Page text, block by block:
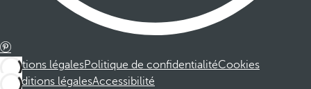
Mentions légalesPolitique de confidentialitéCookies
Conditions légalesAccessibilité